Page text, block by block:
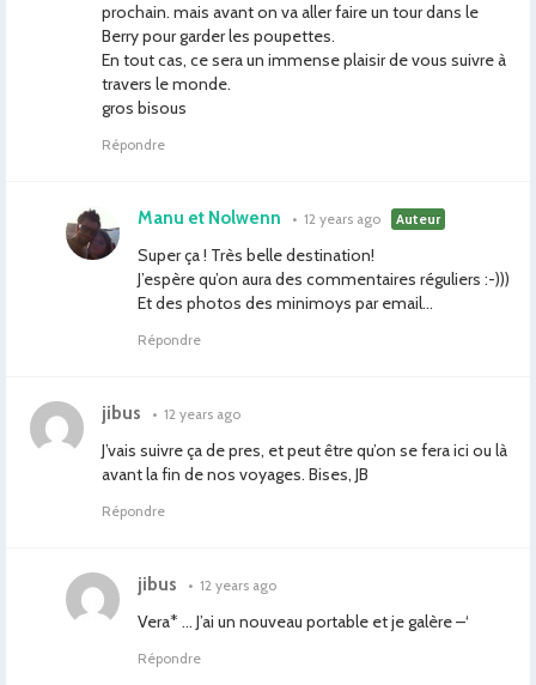
prochain. mais avant on va aller faire un tour dans le
Berry pour garder les poupettes.
En tout cas, ce sera un immense plaisir de vous suivre à
travers le monde.
gros bisous
Répondre
Manu et Nolwenn • 12 years ago Auteur
Super ça ! Très belle destination!
J’espère qu’on aura des commentaires réguliers :-)))
Et des photos des minimoys par email…
Répondre
jibus • 12 years ago
J’vais suivre ça de pres, et peut être qu’on se fera ici ou là
avant la fin de nos voyages. Bises, JB
Répondre
jibus • 12 years ago
Vera* … J’ai un nouveau portable et je galère –‘
Répondre